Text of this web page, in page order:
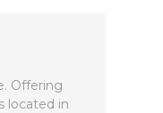
Offering
located in